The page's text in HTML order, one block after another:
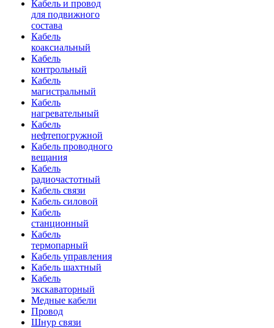
Кабель и провод
для подвижного
состава
Кабель
коаксиальный
Кабель
контрольный
Кабель
магистральный
Кабель
нагревательный
Кабель
нефтепогружной
Кабель проводного
вещания
Кабель
радиочастотный
Кабель связи
Кабель силовой
Кабель
станционный
Кабель
термопарный
Кабель управления
Кабель шахтный
Кабель
экскаваторный
Медные кабели
Провод
Шнур связи